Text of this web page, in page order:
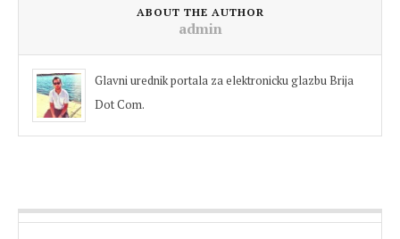
ABOUT THE AUTHOR
admin
Glavni urednik portala za elektronicku glazbu Brija
Dot Com.